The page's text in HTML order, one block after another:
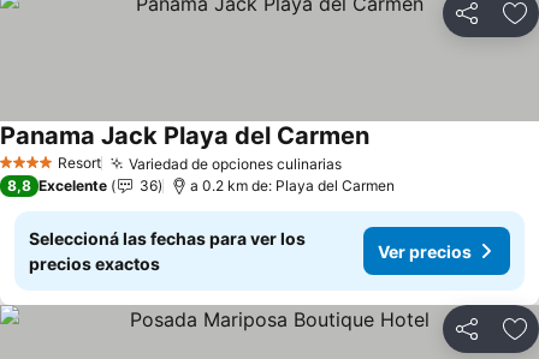
Compartir
4 EstrellasResort Variedad de opciones culinarias
Panama Jack Playa del Carmen
8,8 Excelente 36 a 0.2 km de: Playa del Carmen
Seleccioná las fechas para ver los
precios exactos
Ver precios
Compartir